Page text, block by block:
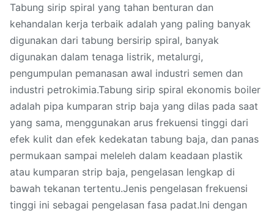
Tabung sirip spiral yang tahan benturan dan
kehandalan kerja terbaik adalah yang paling banyak
digunakan dari tabung bersirip spiral, banyak
digunakan dalam tenaga listrik, metalurgi,
pengumpulan pemanasan awal industri semen dan
industri petrokimia.Tabung sirip spiral ekonomis boiler
adalah pipa kumparan strip baja yang dilas pada saat
yang sama, menggunakan arus frekuensi tinggi dari
efek kulit dan efek kedekatan tabung baja, dan panas
permukaan sampai meleleh dalam keadaan plastik
atau kumparan strip baja, pengelasan lengkap di
bawah tekanan tertentu.Jenis pengelasan frekuensi
tinggi ini sebagai pengelasan fasa padat.Ini dengan